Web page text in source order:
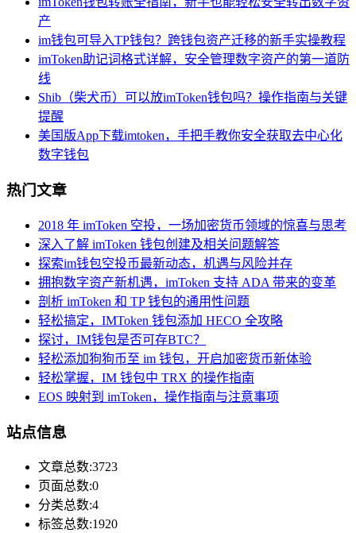
产
im钱包可导入TP钱包？跨钱包资产迁移的新手实操教程
imToken助记词格式详解，安全管理数字资产的第一道防
线
Shib（柴犬币）可以放imToken钱包吗？操作指南与关键
提醒
美国版App下载imtoken，手把手教你安全获取去中心化
数字钱包
热门文章
2018 年 imToken 空投，一场加密货币领域的惊喜与思考
深入了解 imToken 钱包创建及相关问题解答
探索im钱包空投币最新动态，机遇与风险并存
拥抱数字资产新机遇，imToken 支持 ADA 带来的变革
剖析 imToken 和 TP 钱包的通用性问题
轻松搞定，IMToken 钱包添加 HECO 全攻略
探讨，IM钱包是否可存BTC？
轻松添加狗狗币至 im 钱包，开启加密货币新体验
轻松掌握，IM 钱包中 TRX 的操作指南
EOS 映射到 imToken，操作指南与注意事项
站点信息
文章总数:3723
页面总数:0
分类总数:4
标签总数:1920